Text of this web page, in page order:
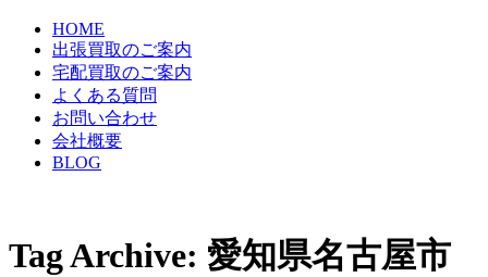
HOME
出張買取のご案内
宅配買取のご案内
よくある質問
お問い合わせ
会社概要
BLOG
Tag Archive: 愛知県名古屋市